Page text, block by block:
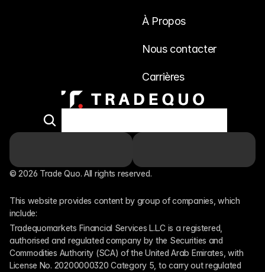
À Propos
Nous contacter
Carrières
© 2026 Trade Quo. All rights reserved.
This website provides content by group of companies, which
include:
Tradequomarkets Financial Services L.L.C is a registered,
authorised and regulated company by the Securities and
Commodities Authority (SCA) of the United Arab Emirates, with
License No. 20200000320 Category 5, to carry out regulated